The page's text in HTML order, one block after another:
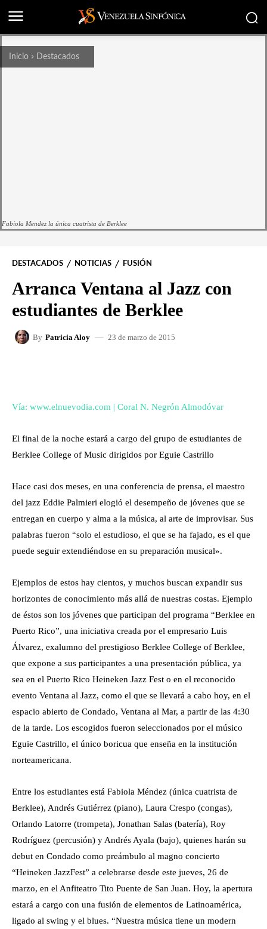
Inicio Destacados
Fabiola Mendez la única cuatrista de Berklee
DESTACADOS NOTICIAS FUSIÓN
Arranca Ventana al Jazz con
estudiantes de Berklee
By Patricia Aloy 23 de marzo de 2015
Vía: www.elnuevodia.com | Coral N. Negrón Almodóvar
El final de la noche estará a cargo del grupo de estudiantes de
Berklee College of Music dirigidos por Eguie Castrillo
Hace casi dos meses, en una conferencia de prensa, el maestro
del jazz Eddie Palmieri elogió el desempeño de jóvenes que se
entregan en cuerpo y alma a la música, al arte de improvisar. Sus
palabras fueron “solo el estudioso, el que se ha fajado, es el que
puede seguir extendiéndose en su preparación musical».
Ejemplos de estos hay cientos, y muchos buscan expandir sus
horizontes de conocimiento más allá de nuestras costas. Ejemplo
de éstos son los jóvenes que participan del programa “Berklee en
Puerto Rico”, una iniciativa creada por el empresario Luis
Álvarez, exalumno del prestigioso Berklee College of Berklee,
que expone a sus participantes a una presentación pública, ya
sea en el Puerto Rico Heineken Jazz Fest o en el reconocido
evento Ventana al Jazz, como el que se llevará a cabo hoy, en el
espacio abierto de Condado, Ventana al Mar, a partir de las 4:30
de la tarde. Los escogidos fueron seleccionados por el músico
Eguie Castrillo, el único boricua que enseña en la institución
norteamericana.
Entre los estudiantes está Fabiola Méndez (única cuatrista de
Berklee), Andrés Gutiérrez (piano), Laura Crespo (congas),
Orlando Latorre (trompeta), Jonathan Salas (batería), Roy
Rodríguez (percusión) y Andrés Ayala (bajo), quienes harán su
debut en Condado como preámbulo al magno concierto
“Heineken JazzFest” a celebrarse desde este jueves, 26 de
marzo, en el Anfiteatro Tito Puente de San Juan. Hoy, la apertura
estará a cargo con una fusión de elementos de Latinoamérica,
ligado al swing y el blues. “Nuestra música tiene un modern